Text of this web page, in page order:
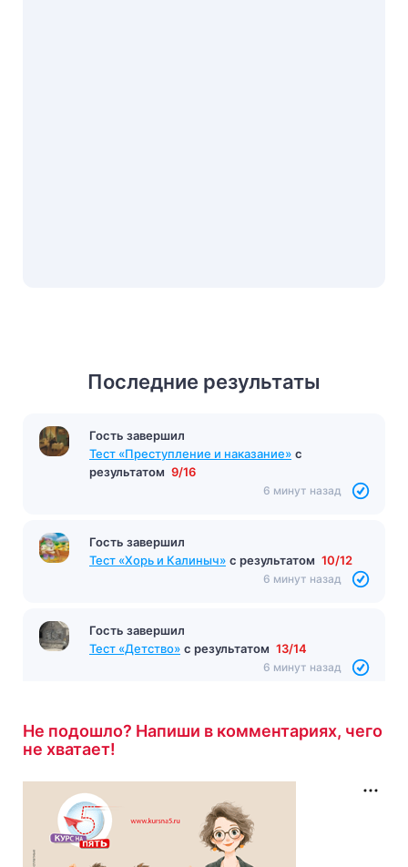
Последние результаты
Гость завершил
Тест «Преступление и наказание» с
результатом 9/16
6 минут назад
Гость завершил
Тест «Хорь и Калиныч» с результатом 10/12
6 минут назад
Гость завершил
Тест «Детство» с результатом 13/14
6 минут назад
Не подошло? Напиши в комментариях, чего
не хватает!